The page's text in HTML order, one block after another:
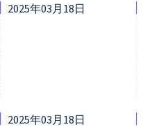
2025年03月18日
2025年03月18日